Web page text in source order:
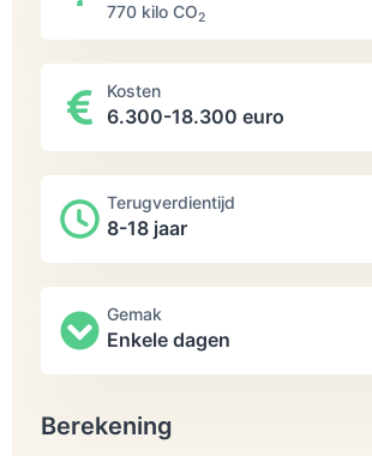
770 kilo СО2
Kosten
6.300-18.300 euro
Terugverdientijd
8-18 jaar
Gemak
Enkele dagen
Berekening